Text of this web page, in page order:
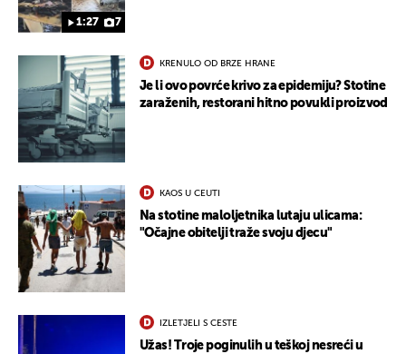
1:27 7
KRENULO OD BRZE HRANE
Je li ovo povrće krivo za epidemiju? Stotine
zaraženih, restorani hitno povukli proizvod
KAOS U CEUTI
Na stotine maloljetnika lutaju ulicama:
"Očajne obitelji traže svoju djecu"
IZLETJELI S CESTE
Užas! Troje poginulih u teškoj nesreći u
UKLJUČITE NOTIFIKACIJE